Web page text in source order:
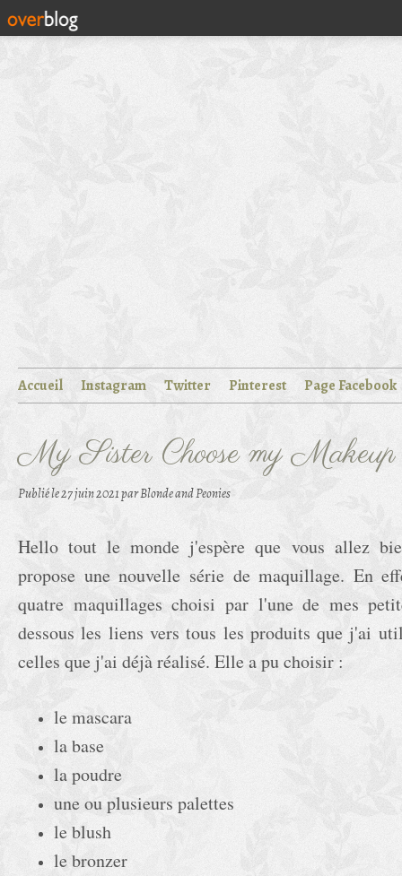
Accueil Instagram Twitter Pinterest Page Facebook
My Sister Choose my Makeup
Publié le27 juin 2021par Blonde and Peonies
Hello tout le monde j'espère que vous allez
propose une nouvelle série de maquillage. En
quatre maquillages choisi par l'une de mes
dessous les liens vers tous les produits que j'ai
celles que j'ai déjà réalisé. Elle a pu choisir :
le mascara
la base
la poudre
une ou plusieurs palettes
le blush
le bronzer